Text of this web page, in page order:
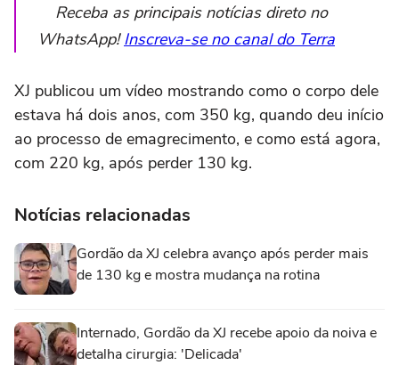
Receba as principais notícias direto no
WhatsApp!Inscreva-se no canal do Terra
XJ publicou um vídeo mostrando como o corpo dele
estava há dois anos, com 350 kg, quando deu início
ao processo de emagrecimento, e como está agora,
com 220 kg, após perder 130 kg.
Notícias relacionadas
Gordão da XJ celebra avanço após perder mais
de 130 kg e mostra mudança na rotina
Internado, Gordão da XJ recebe apoio da noiva e
detalha cirurgia: 'Delicada'